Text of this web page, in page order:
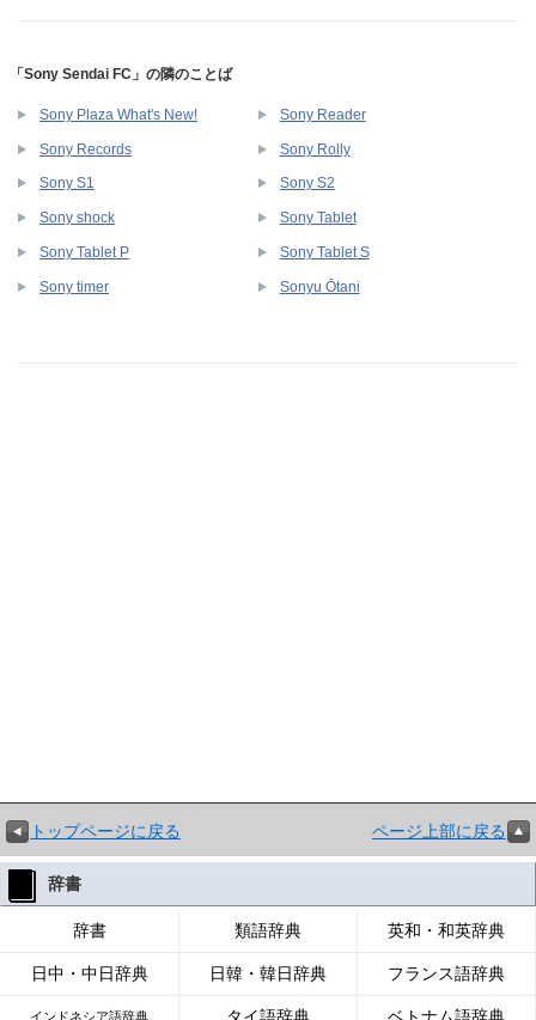
「Sony Sendai FC」の隣のことば
Sony Plaza What's New! Sony Reader
Sony Records Sony Rolly
Sony S1 Sony S2
Sony shock Sony Tablet
Sony Tablet P Sony Tablet S
Sony timer Sonyu Ōtani
トップページに戻る ページ上部に戻る
辞書
辞書 類語辞典 英和・和英辞典
日中・中日辞典 日韓・韓日辞典 フランス語辞典
インドネシア語辞典